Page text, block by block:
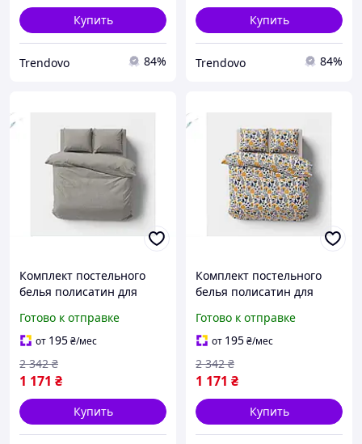
Купить
Trendovo 84%
Купить
Trendovo 84%
Комплект постельного
белья полисатин для
кровати с резинкой для
комфортного сна
Готово к отправке
от 195₴/мес
1 171 ₴
2 342 ₴
Купить
Комплект постельного
белья полисатин для
кровати мягкий и
удобный для комфортного
сна
Готово к отправке
от 195₴/мес
1 171 ₴
2 342 ₴
Купить